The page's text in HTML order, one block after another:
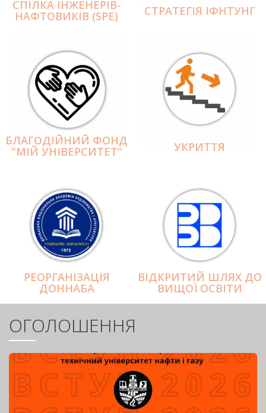
СПІЛКА ІНЖЕНЕРІВ-
НАФТОВИКІВ (SPE) СТРАТЕГІЯ ІФНТУНГ
БЛАГОДІЙНИЙ ФОНД
"МІЙ УНІВЕРСИТЕТ" УКРИТТЯ
РЕОРГАНІЗАЦІЯ
ДОННАБА
ВІДКРИТИЙ ШЛЯХ ДО
ВИЩОЇ ОСВІТИ
ОГОЛОШЕННЯ